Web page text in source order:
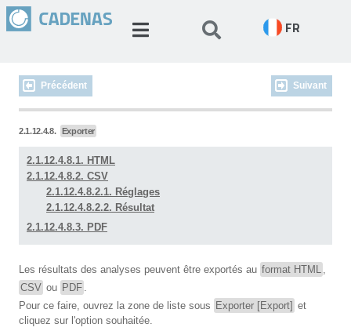
FR
Précédent Suivant
2.1.12.4.8. Exporter
2.1.12.4.8.1. HTML
2.1.12.4.8.2. CSV
2.1.12.4.8.2.1. Réglages
2.1.12.4.8.2.2. Résultat
2.1.12.4.8.3. PDF
Les résultats des analyses peuvent être exportés au format HTML ,
CSV ou PDF .
Pour ce faire, ouvrez la zone de liste sous Exporter [Export] et
cliquez sur l'option souhaitée.